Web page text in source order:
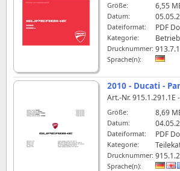
Größe: 6,55
Datum:
Dateiformat: PDF
Kategorie:
Drucknummer:
Sprache(n):
2010 - Ducati -
Art.-Nr. 915.1.291.1E
Größe: 8,69
Datum:
Dateiformat: PDF
Kategorie:
Drucknummer:
Sprache(n):